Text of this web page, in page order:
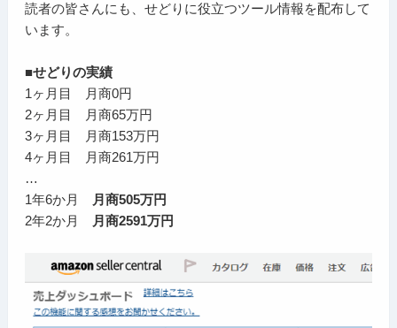
読者の皆さんにも、せどりに役立つツール情報を配布して
います。
■せどりの実績
1ヶ月目 月商0円
2ヶ月目 月商65万円
3ヶ月目 月商153万円
4ヶ月目 月商261万円
…
1年6か月
月商505万円
2年2か月
月商2591万円